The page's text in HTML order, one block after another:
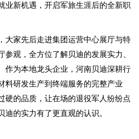
业新机遇，开启军旅生涯后的全新职
大家先后走进集团运营中心展厅与特
参观，全方位了解贝迪的发展实力、
作为本地龙头企业，河南贝迪深耕行
料研发生产到终端服务的完整产业
硬的品质，让在场的退役军人纷纷点
迪的实力有了更直观的认识。